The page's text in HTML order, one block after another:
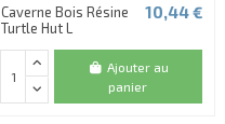
Caverne Bois Résine
Turtle Hut L
10,44 €
Ajouter au
panier